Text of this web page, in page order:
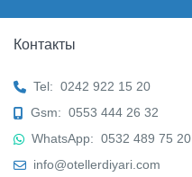
Контакты
Tel: 0242 922 15 20
Gsm: 0553 444 26 32
WhatsApp: 0532 489 75 20
info@otellerdiyari.com